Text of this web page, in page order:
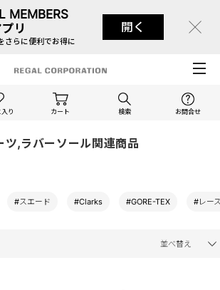
MEMBERS
リ
さらに便利でお得に
開く
り カート 検索 お問合せ
ツ,ラバーソール関連商品
#スエード #Clarks #GORE-TEX #レー
並べ替え